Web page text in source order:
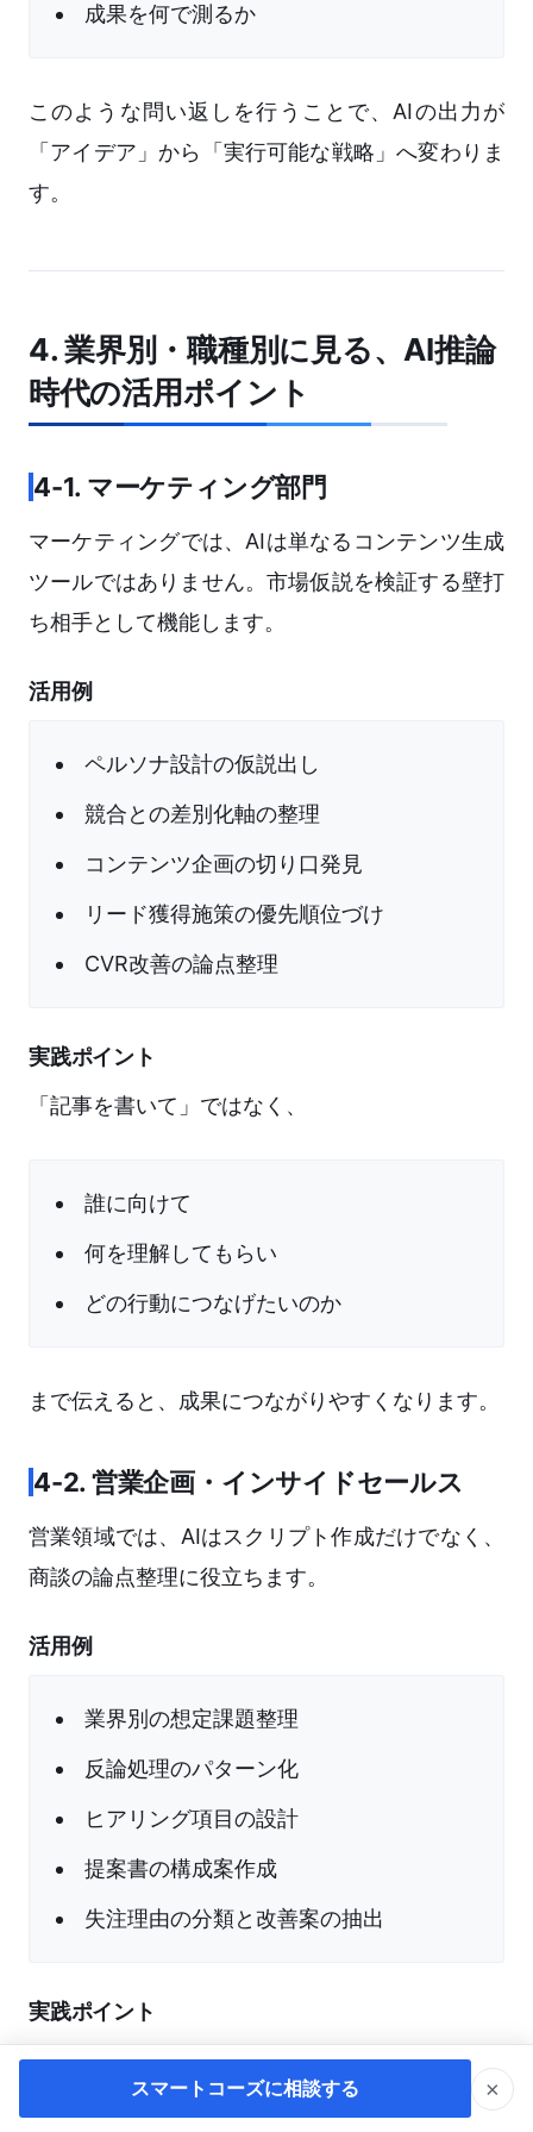
成果を何で測るか
このような問い返しを行うことで、AIの出力が
「アイデア」から「実行可能な戦略」へ変わりま
す。
4. 業界別・職種別に見る、AI推論
時代の活用ポイント
4-1. マーケティング部門
マーケティングでは、AIは単なるコンテンツ生成
ツールではありません。市場仮説を検証する壁打
ち相手として機能します。
活用例
ペルソナ設計の仮説出し
競合との差別化軸の整理
コンテンツ企画の切り口発見
リード獲得施策の優先順位づけ
CVR改善の論点整理
実践ポイント
「記事を書いて」ではなく、
誰に向けて
何を理解してもらい
どの行動につなげたいのか
まで伝えると、成果につながりやすくなります。
4-2. 営業企画・インサイドセールス
営業領域では、AIはスクリプト作成だけでなく、
商談の論点整理に役立ちます。
活用例
業界別の想定課題整理
反論処理のパターン化
ヒアリング項目の設計
提案書の構成案作成
失注理由の分類と改善案の抽出
実践ポイント
営業現場では「何を聞くべきか」が重要です。AI
に対しても、顧客の業界、役職、課題、決裁構造
スマートコーズに相談する ×